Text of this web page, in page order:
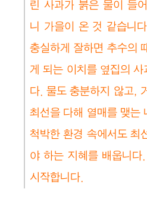
린 사과가 붉은 물이 들
니 가을이 온 것 같습니
충실하게 잘하면 추수의
게 되는 이치를 옆집의 사
다. 물도 충분하지 않고,
최선을 다해 열매를 맺는
척박한 환경 속에서도 최
야 하는 지혜를 배웁니
시작합니다.